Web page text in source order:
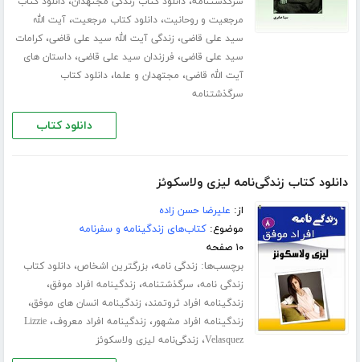
مرجعیت و روحانیت،دانلود کتاب مرجعیت،آیت الله
سید علی قاضی، زندگی آیت الله سید علی قاضی،کرامات
سید علی قاضی، فرزندان سید علی قاضی،داستان های
آیت الله قاضی، مجتهدان و علما،دانلود کتاب
سرگذشتنامه
دانلود کتاب
دانلود کتاب زندگی‌نامه لیزی ولاسکوئز
از: علیرضا حسن زاده
موضوع:کتاب‌های زندگینامه و سفرنامه
۱۰ صفحه
برچسب‌ها: زندگی نامه،بزرگترین اشخاص،دانلود کتاب
زندگی نامه، سرگذشتنامه، زندگینامه افراد موفق،
زندگینامه افراد ثروتمند، زندگینامه انسان های موفق،
زندگینامه افراد مشهور، زندگینامه افراد معروف،Lizzie
Velasquez، زندگی‌نامه لیزی ولاسکوئز